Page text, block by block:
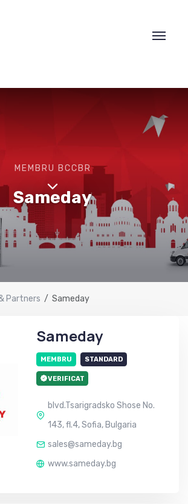
MEMBRU BCCBR
Sameday
Partners Sameday
Sameday
MEMBRU STANDARD
VERIFICAT
blvd.Tsarigradsko Shose No.
143, fl.4, Sofia, Bulgaria
sales@sameday.bg
www.sameday.bg